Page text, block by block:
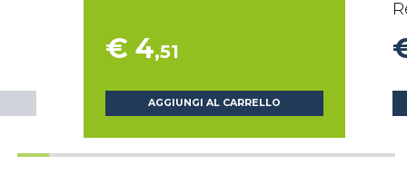
€ 4,51
AGGIUNGI AL CARRELLO